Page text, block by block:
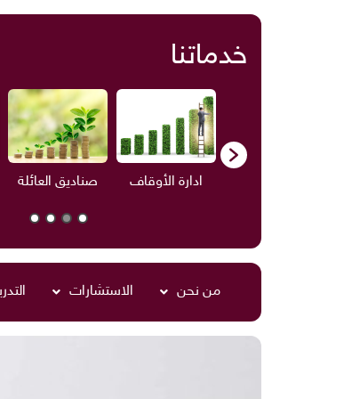
خدماتنا
ادارة الأوقاف صناديق العائلة
من نحن الاستشارات